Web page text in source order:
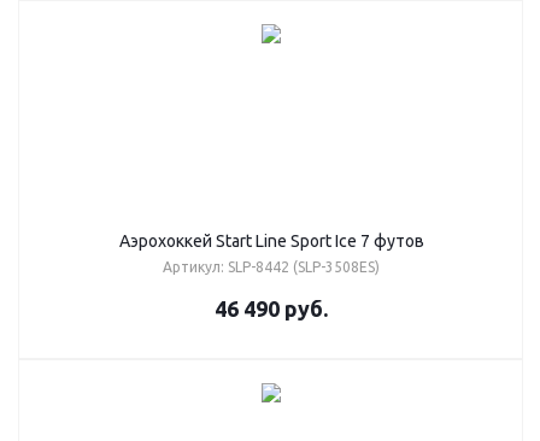
Аэрохоккей Start Line Sport Ice 7 футов
Артикул: SLP-8442 (SLP-3508ES)
46 490 руб.